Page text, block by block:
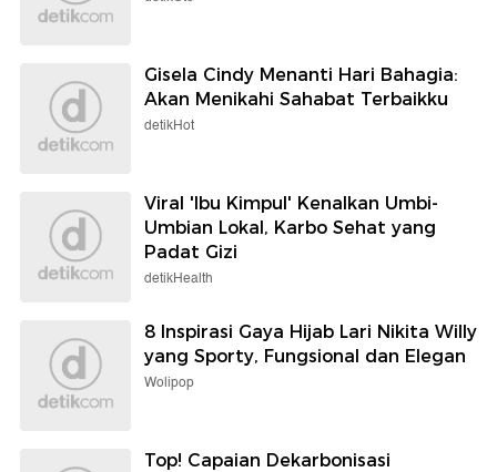
Gisela Cindy Menanti Hari Bahagia:
Akan Menikahi Sahabat Terbaikku
detikHot
Viral 'Ibu Kimpul' Kenalkan Umbi-
Umbian Lokal, Karbo Sehat yang
Padat Gizi
detikHealth
8 Inspirasi Gaya Hijab Lari Nikita Willy
yang Sporty, Fungsional dan Elegan
Wolipop
Top! Capaian Dekarbonisasi